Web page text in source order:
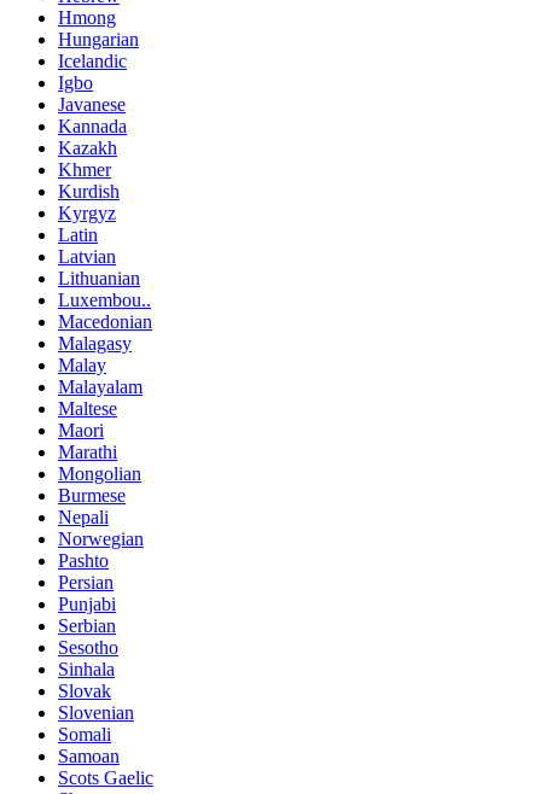
Hmong
Hungarian
Icelandic
Igbo
Javanese
Kannada
Kazakh
Khmer
Kurdish
Kyrgyz
Latin
Latvian
Lithuanian
Luxembou..
Macedonian
Malagasy
Malay
Malayalam
Maltese
Maori
Marathi
Mongolian
Burmese
Nepali
Norwegian
Pashto
Persian
Punjabi
Serbian
Sesotho
Sinhala
Slovak
Slovenian
Somali
Samoan
Scots Gaelic